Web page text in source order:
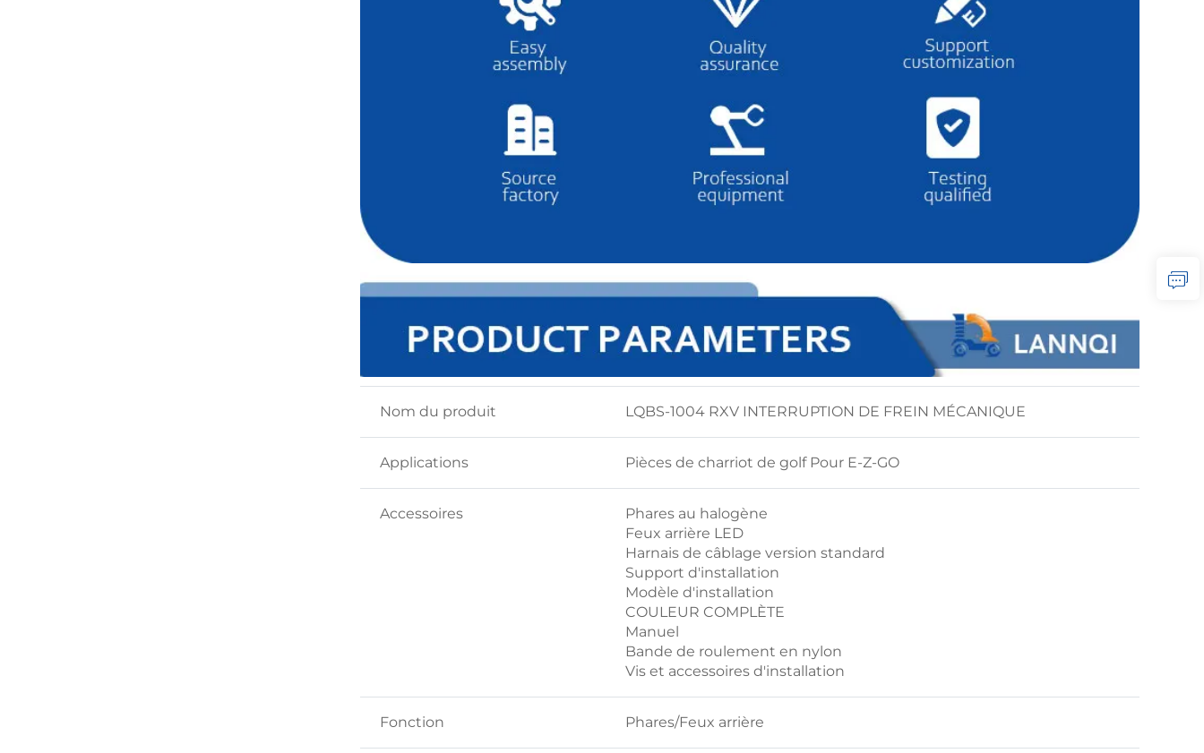
Nom du produit LQBS-1004 RXV INTERRUPTION DE FREIN MÉCANIQUE
Applications Pièces de charriot de golf Pour E-Z-GO
Accessoires
Phares au halogène
Feux arrière LED
Harnais de câblage version standard
Support d'installation
Modèle d'installation
COULEUR COMPLÈTE
Manuel
Bande de roulement en nylon
Vis et accessoires d'installation
Fonction Phares/Feux arrière